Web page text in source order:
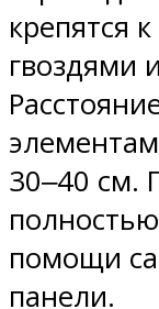
крепятся
гвоздями
30‒40 см.
помощи
панели.